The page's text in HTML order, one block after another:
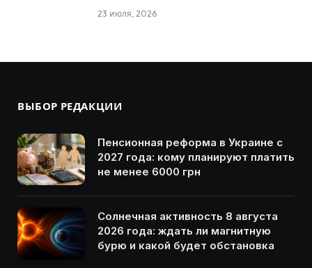
23 июля, 2026
ВЫБОР РЕДАКЦИИ
Пенсионная реформа в Украине с
2027 года: кому планируют платить
не менее 6000 грн
Солнечная активность 8 августа
2026 года: ждать ли магнитную
бурю и какой будет обстановка